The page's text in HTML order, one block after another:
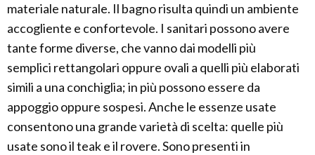
materiale naturale. Il bagno risulta quindi un ambiente
accogliente e confortevole. I sanitari possono avere
tante forme diverse, che vanno dai modelli più
semplici rettangolari oppure ovali a quelli più elaborati
simili a una conchiglia; in più possono essere da
appoggio oppure sospesi. Anche le essenze usate
consentono una grande varietà di scelta: quelle più
usate sono il teak e il rovere. Sono presenti in